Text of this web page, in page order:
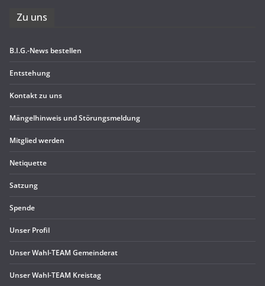
Zu uns
B.I.G.-News bestel­len
Ent­ste­hung
Kon­takt zu uns
Män­gel­hin­weis und Störungsmeldung
Mit­glied werden
Neti­quette
Sat­zung
Spende
Unser Pro­fil
Unser Wahl-TEAM Gemeinderat
Unser Wahl-TEAM Kreistag